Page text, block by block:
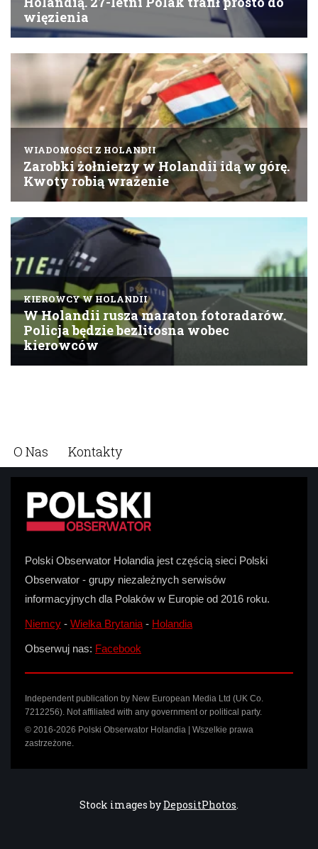
O Nas Kontakty
Polski Obserwator Holandia jest częścią sieci Polski
Obserwator - grupy niezależnych serwisów
informacyjnych dla Polaków w Europie od 2016 roku.
Niemcy - Wielka Brytania - Holandia
Obserwuj nas: Facebook
Independent publication by New European Media Ltd (UK Co.
7212256). Not affiliated with any government or political party.
© 2016-2026 Polski Obserwator Holandia | Wszelkie prawa
zastrzeżone.
Stock images byDepositPhotos.